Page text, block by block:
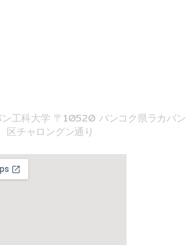
工科大学 〒10520 バンコク県ラカバン
区チャロングン通り